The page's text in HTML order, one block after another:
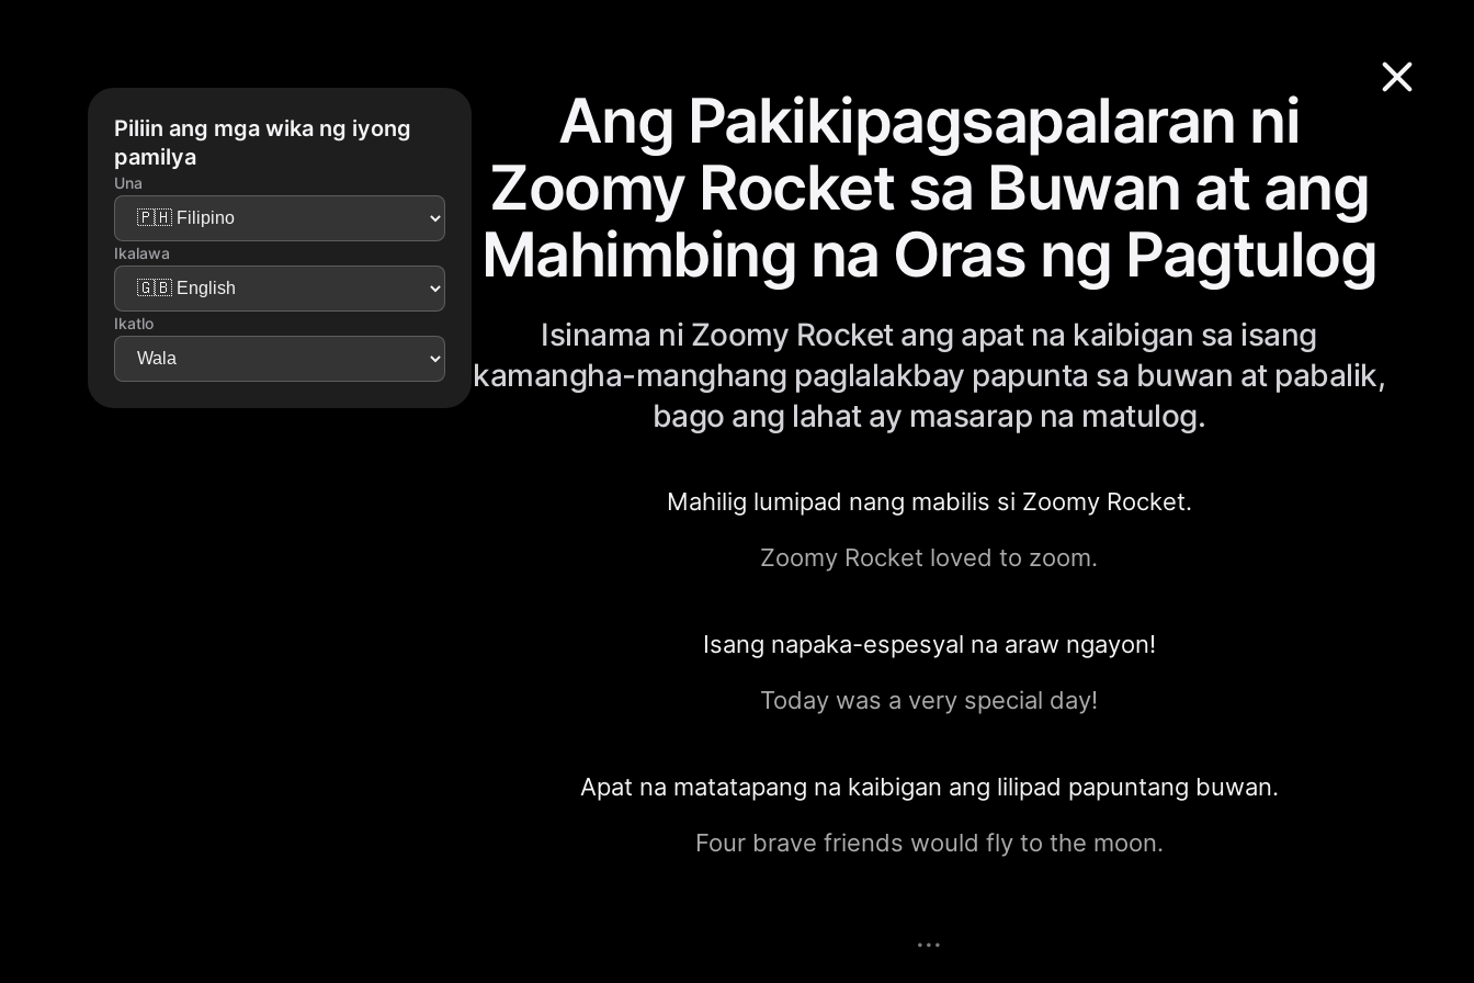
Piliin ang mga wika ng iyong
pamilya
Una
Ikalawa
Ikatlo
Ang Pakikipagsapalaran ni
Zoomy Rocket sa Buwan at ang
Mahimbing na Oras ng Pagtulog
Isinama ni Zoomy Rocket ang apat na kaibigan sa isang
kamangha-manghang paglalakbay papunta sa buwan at pabalik,
bago ang lahat ay masarap na matulog.
Mahilig lumipad nang mabilis si Zoomy Rocket.
Zoomy Rocket loved to zoom.
Isang napaka-espesyal na araw ngayon!
Today was a very special day!
Apat na matatapang na kaibigan ang lilipad papuntang buwan.
Four brave friends would fly to the moon.
...